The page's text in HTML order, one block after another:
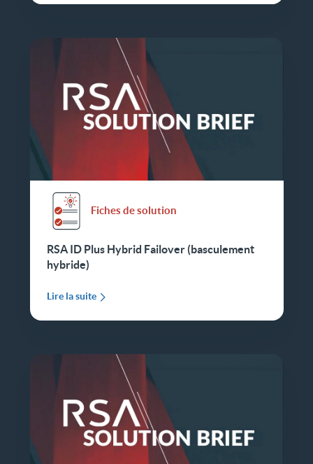
Fiches de solution
RSA ID Plus Hybrid Failover (basculement
hybride)
Lire la suite